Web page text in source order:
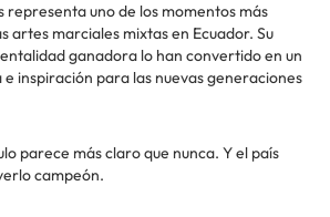
representa uno de los momentos más
artes marciales mixtas en Ecuador. Su
ganadora lo han convertido en un
inspiración para las nuevas generaciones
parece más claro que nunca. Y el país
campeón.